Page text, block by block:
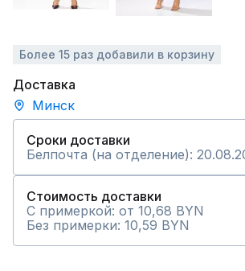
Более 15 раз добавили в корзину
Доставка
Минск
Сроки доставки
Белпочта (на отделение):
Стоимость доставки
С примеркой: от 10,68 BYN
Без примерки: 10,59 BYN